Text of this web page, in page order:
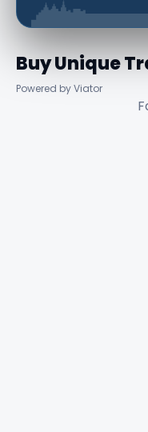
Buy Unique
Powered by Viator